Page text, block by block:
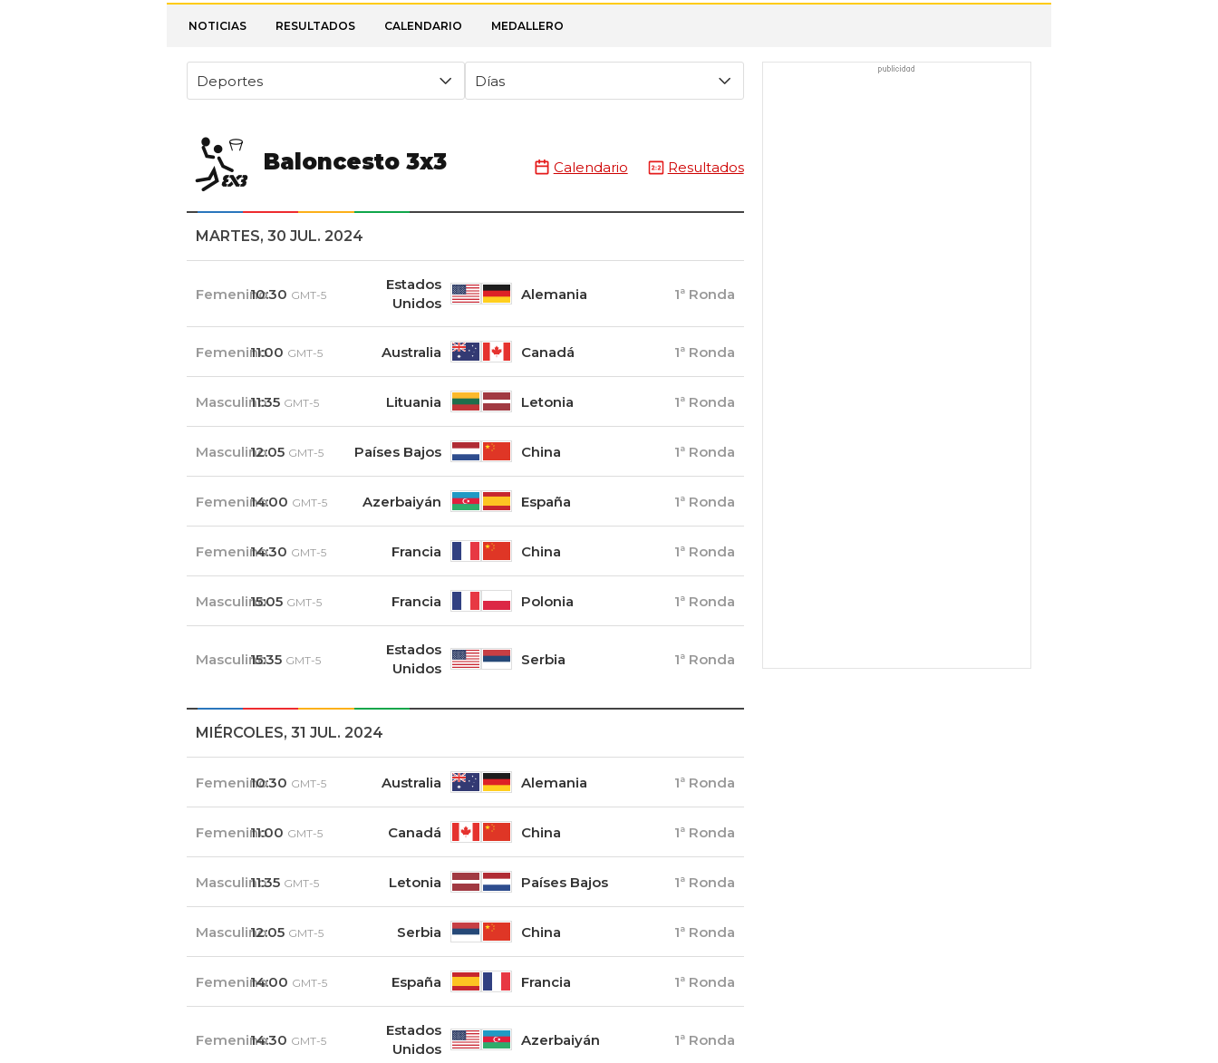
NOTICIAS RESULTADOS CALENDARIO MEDALLERO
Deportes Días
Baloncesto 3x3 Calendario Resultados
MARTES, 30 JUL. 2024
Femenino10:30 GMT-5
Estados
Unidos
Alemania 1ª Ronda
Femenino11:00 GMT-5 Australia Canadá 1ª Ronda
Masculino11:35 GMT-5 Lituania Letonia 1ª Ronda
Masculino12:05 GMT-5 Países Bajos China 1ª Ronda
Femenino14:00 GMT-5 Azerbaiyán España 1ª Ronda
Femenino14:30 GMT-5 Francia China 1ª Ronda
Masculino15:05 GMT-5 Francia Polonia 1ª Ronda
Masculino15:35 GMT-5
Estados
Unidos
Serbia 1ª Ronda
MIÉRCOLES, 31 JUL. 2024
Femenino10:30 GMT-5 Australia Alemania 1ª Ronda
Femenino11:00 GMT-5 Canadá China 1ª Ronda
Masculino11:35 GMT-5 Letonia Países Bajos 1ª Ronda
Masculino12:05 GMT-5 Serbia China 1ª Ronda
Femenino14:00 GMT-5 España Francia 1ª Ronda
Femenino14:30 GMT-5
Estados
Unidos
Azerbaiyán 1ª Ronda